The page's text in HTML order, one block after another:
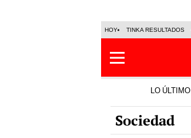
HOY TINKA RESULTADOS
LO ÚLTIMO
Sociedad